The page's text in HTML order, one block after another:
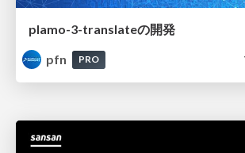
plamo-3-translateの開発
pfn
PRO